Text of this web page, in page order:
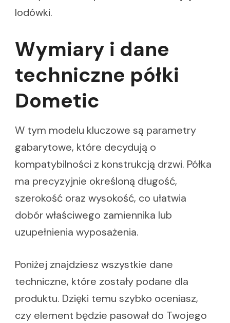
lodówki.
Wymiary i dane
techniczne półki
Dometic
W tym modelu kluczowe są parametry
gabarytowe, które decydują o
kompatybilności z konstrukcją drzwi. Półka
ma precyzyjnie określoną długość,
szerokość oraz wysokość, co ułatwia
dobór właściwego zamiennika lub
uzupełnienia wyposażenia.
Poniżej znajdziesz wszystkie dane
techniczne, które zostały podane dla
produktu. Dzięki temu szybko oceniasz,
czy element będzie pasował do Twojego